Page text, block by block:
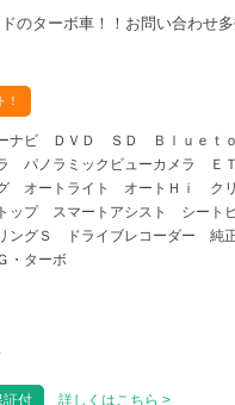
のターボ車！！お問い合わせ
！
ーナビ ＤＶＤ ＳＤ Ｂｌｕｅｔ
パノラミックビューカメラ
グ オートライト オートＨｉ ク
ップ スマートアシスト シート
ングＳ ドライブレコーダー 純
・ターボ
証付 詳しくはこちら >